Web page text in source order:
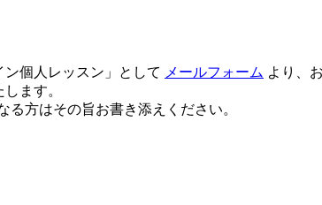
個人レッスン」として メールフォーム より、
ます。
方はその旨お書き添えください。